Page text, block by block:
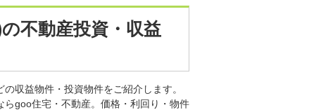
不動産投資・収益
収益物件・投資物件をご紹介します。
goo住宅・不動産。価格・利回り・物件